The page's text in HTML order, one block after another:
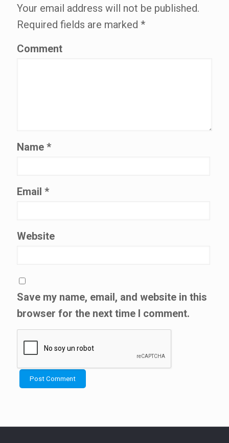
Your email address will not be published.
Required fields are marked *
Comment
Name *
Email *
Website
Save my name, email, and website in this
browser for the next time I comment.